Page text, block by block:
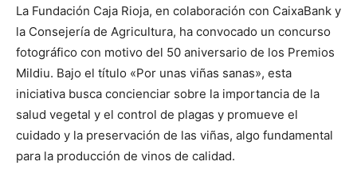
La Fundación Caja Rioja, en colaboración con CaixaBank y
la Consejería de Agricultura, ha convocado un concurso
fotográfico con motivo del 50 aniversario de los Premios
Mildiu. Bajo el título «Por unas viñas sanas», esta
iniciativa busca concienciar sobre la importancia de la
salud vegetal y el control de plagas y promueve el
cuidado y la preservación de las viñas, algo fundamental
para la producción de vinos de calidad.